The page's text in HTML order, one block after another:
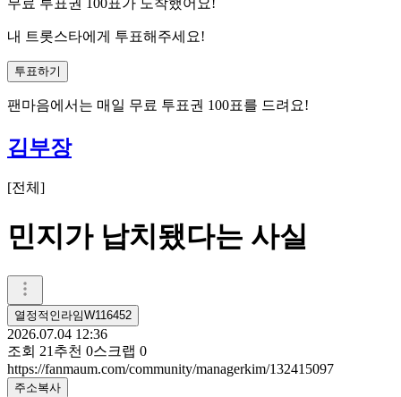
내 트롯스타에게 투표해주세요!
투표하기
팬마음에서는 매일 무료 투표권 100표를 드려요!
김부장
[전체 ]
민지가 납치됐다는 사실
열정적인라임W116452
2026.07.04 12:36
조회 21 추천 0스크랩 0
https://fanmaum.com/community/managerkim/132415097
주소복사